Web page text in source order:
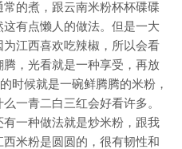
的煮，跟云南米粉杯杯碟碟
有点懒人的做法。但是一大
江西喜欢吃辣椒，所以会看
，光看就是一种享受，再放
时候就是一碗鲜腾腾的米粉，
一青二白三红会好看许多。
一种做法就是炒米粉，跟我
米粉是圆圆的，很有韧性和